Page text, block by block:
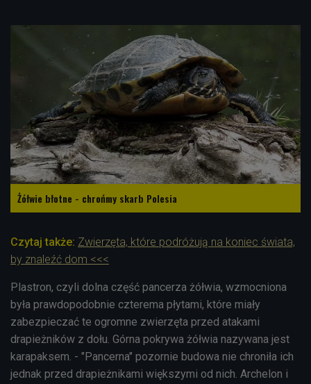
Żółwie błotne - chrońmy skarb Polesia
Czytaj także: Zwierzęta, które podróżują na koniec świata,
by znaleźć dom <<<
Plastron, czyli dolna część pancerza żółwia, wzmocniona
była prawdopodobnie czterema płytami, które miały
zabezpieczać te ogromne zwierzęta przed atakami
drapieżników z dołu. Górna pokrywa żółwia nazywana jest
karapaksem. - "Pancerna" pozornie budowa nie chroniła ich
jednak przed drapieżnikami większymi od nich. Archelon i